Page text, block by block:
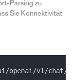
Parsing zu
Sie Konnektivität
v1/chat/